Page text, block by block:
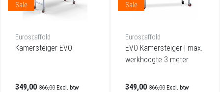
Sale
Euroscaffold
Kamersteiger EVO
349,00 366,00 Excl. btw
Sale
Euroscaffold
EVO Kamersteiger | max.
werkhoogte 3 meter
349,00 366,00 Excl. btw